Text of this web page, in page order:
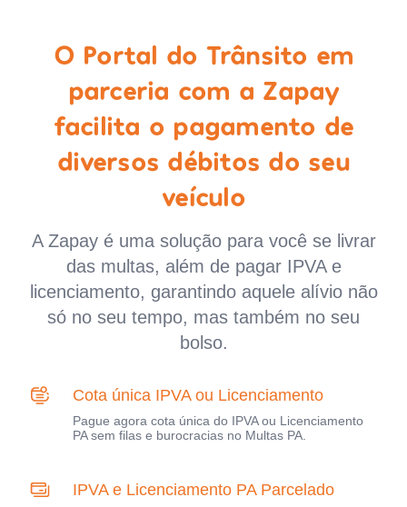
O Portal do Trânsito em
parceria com a Zapay
facilita o pagamento de
diversos débitos do seu
veículo
A Zapay é uma solução para você se livrar
das multas, além de pagar IPVA e
licenciamento, garantindo aquele alívio não
só no seu tempo, mas também no seu
bolso.
Cota única IPVA ou Licenciamento
Pague agora cota única do IPVA ou Licenciamento
PA sem filas e burocracias no Multas PA.
IPVA e Licenciamento PA Parcelado